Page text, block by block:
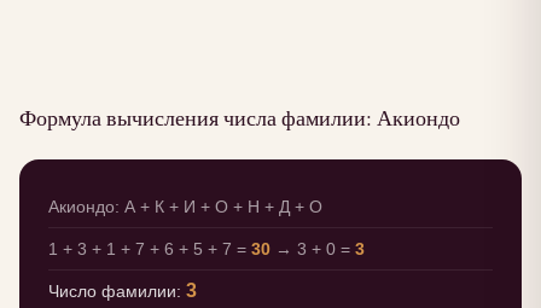
Формула вычисления числа фамилии: Акиондо
Акиондо: А + К + И + О + Н + Д + О
1 + 3 + 1 + 7 + 6 + 5 + 7 = 30 → 3 + 0 = 3
Число фамилии: 3